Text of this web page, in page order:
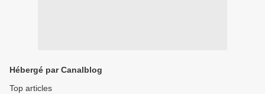
Hébergé par Canalblog
Top articles